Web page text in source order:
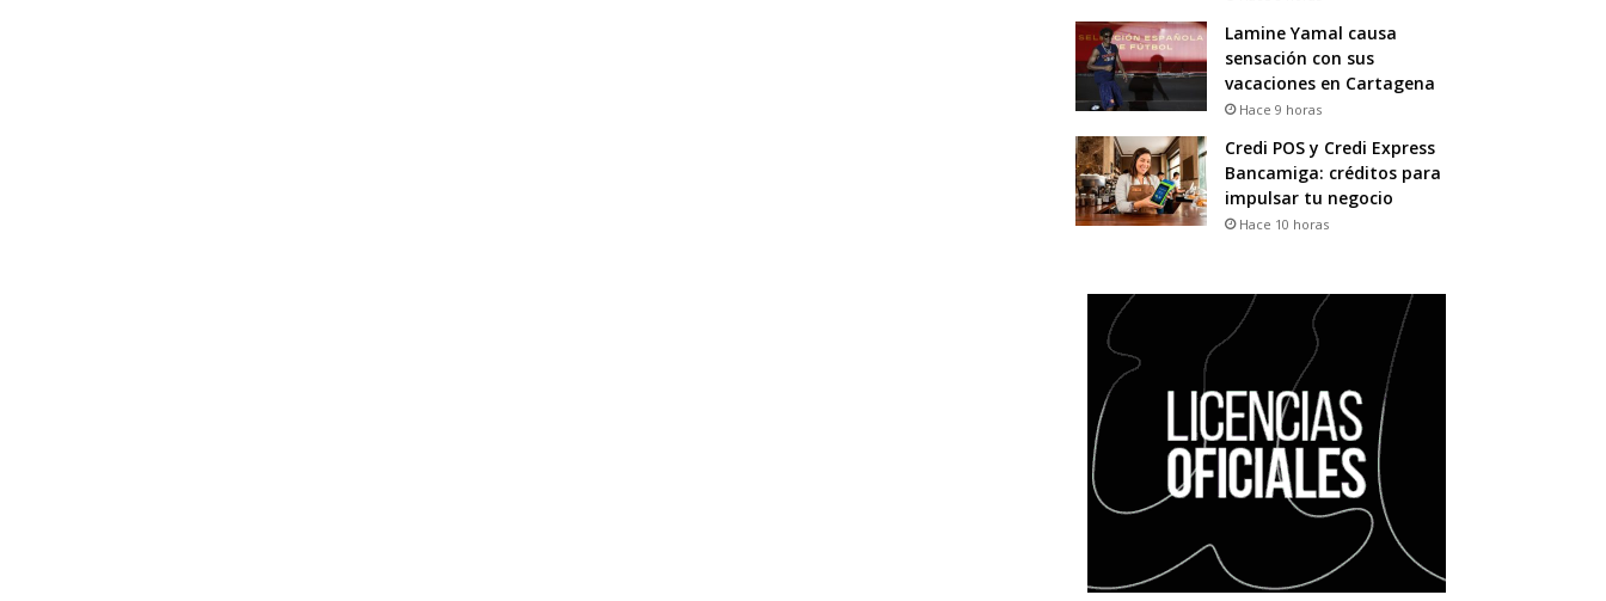
Lamine Yamal causa
sensación con sus
vacaciones en Cartagena
Hace 9 horas
Credi POS y Credi Express
Bancamiga: créditos para
impulsar tu negocio
Hace 10 horas